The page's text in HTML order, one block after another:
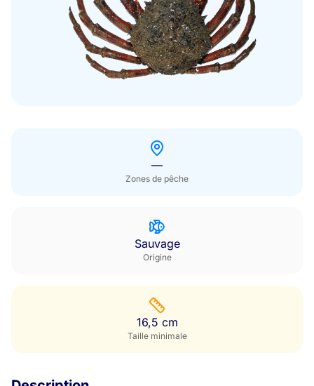
—
Zones de pêche
Sauvage
Origine
16,5 cm
Taille minimale